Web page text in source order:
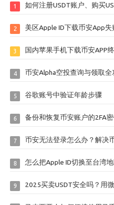
1 如何注册USDT账户、购买
2 美区Apple ID下载币安App
3 国内苹果手机下载币安APP
4 币安Alpha空投查询与领取
5 谷歌账号中验证年龄步骤
6 备份和恢复币安账户的2FA
7 币安无法登录怎么办？解决
8 怎么把Apple ID切换至台湾地
9 2025买卖USDT安全吗？用